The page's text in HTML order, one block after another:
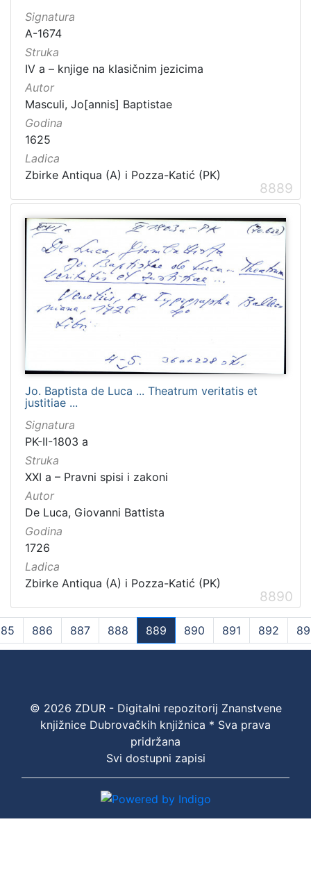
Signatura
A-1674
Struka
IV a – knjige na klasičnim jezicima
Autor
Masculi, Jo[annis] Baptistae
Godina
1625
Ladica
Zbirke Antiqua (A) i Pozza-Katić (PK)
8889
Jo. Baptista de Luca ... Theatrum veritatis et
justitiae ...
Signatura
PK-II-1803 a
Struka
XXI a – Pravni spisi i zakoni
Autor
De Luca, Giovanni Battista
Godina
1726
Ladica
Zbirke Antiqua (A) i Pozza-Katić (PK)
8890
886 887 888
889
(current)
890 891 892
© 2026 ZDUR - Digitalni repozitorij Znanstvene
knjižnice Dubrovačkih knjižnica * Sva prava
pridržana
Svi dostupni zapisi